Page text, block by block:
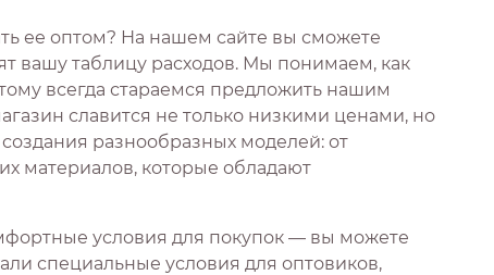
ее оптом? На нашем сайте вы сможете
вашу таблицу расходов. Мы понимаем, как
всегда стараемся предложить нашим
славится не только низкими ценами, но
разнообразных моделей: от
материалов, которые обладают
условия для покупок — вы можете
специальные условия для оптовиков,